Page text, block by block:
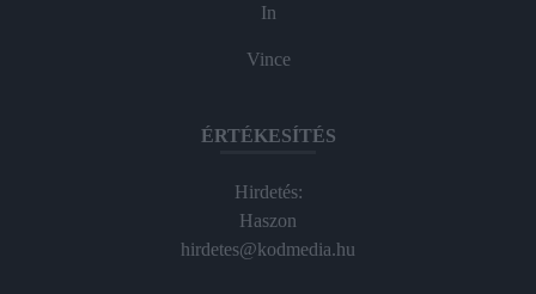
In
Vince
ÉRTÉKESÍTÉS
Hirdetés:
Haszon
hirdetes@kodmedia.hu